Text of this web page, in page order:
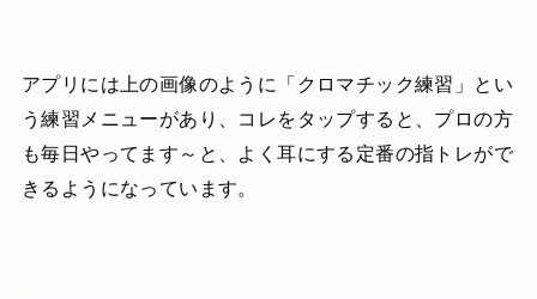
アプリには上の画像のように「クロマチック練習」とい
う練習メニューがあり、コレをタップすると、プロの方
も毎日やってます～と、よく耳にする定番の指トレがで
きるようになっています。